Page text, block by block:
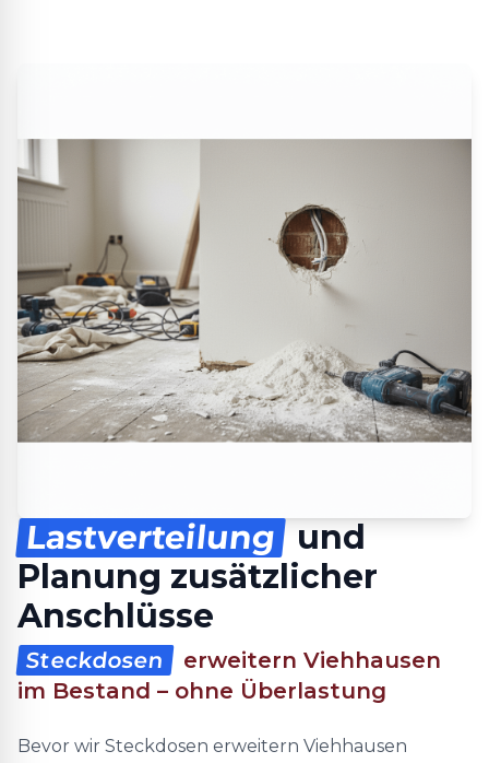
Lastverteilung
und
Planung zusätzlicher
Anschlüsse
Steckdosen
erweitern Viehhausen
im Bestand – ohne Überlastung
Bevor wir Steckdosen erweitern Viehhausen